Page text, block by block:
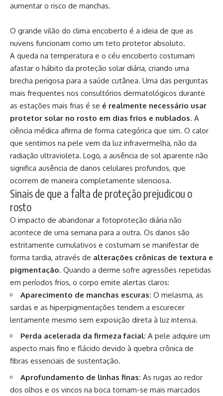
aumentar o risco de manchas.
O grande vilão do clima encoberto é a ideia de que as
nuvens funcionam como um teto protetor absoluto.
A queda na temperatura e o céu encoberto costumam
afastar o hábito da proteção solar diária, criando uma
brecha perigosa para a saúde cutânea. Uma das perguntas
mais frequentes nos consultórios dermatológicos durante
as estações mais frias é se é realmente necessário usar
protetor solar no rosto em dias frios e nublados. A
ciência médica afirma de forma categórica que sim. O calor
que sentimos na pele vem da luz infravermelha, não da
radiação ultravioleta. Logo, a ausência de sol aparente não
significa ausência de danos celulares profundos, que
ocorrem de maneira completamente silenciosa.
Sinais de que a falta de proteção prejudicou o
rosto
O impacto de abandonar a fotoproteção diária não
acontece de uma semana para a outra. Os danos são
estritamente cumulativos e costumam se manifestar de
forma tardia, através de alterações crônicas de textura e
pigmentação. Quando a derme sofre agressões repetidas
em períodos frios, o corpo emite alertas claros:
Aparecimento de manchas escuras: O melasma, as
sardas e as hiperpigmentações tendem a escurecer
lentamente mesmo sem exposição direta à luz intensa.
Perda acelerada da firmeza facial: A pele adquire um
aspecto mais fino e flácido devido à quebra crônica de
fibras essenciais de sustentação.
Aprofundamento de linhas finas: As rugas ao redor
dos olhos e os vincos na boca tornam-se mais marcados